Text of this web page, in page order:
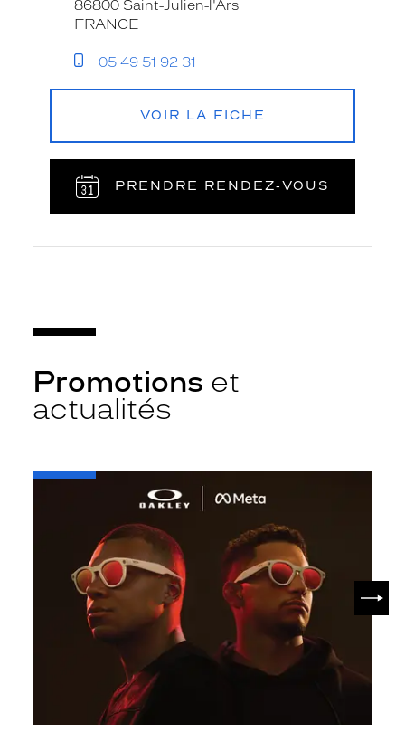
86800 Saint-Julien-l'Ars
FRANCE
05 49 51 92 31
VOIR LA FICHE
PRENDRE RENDEZ‑VOUS
Promotions et
actualités
-